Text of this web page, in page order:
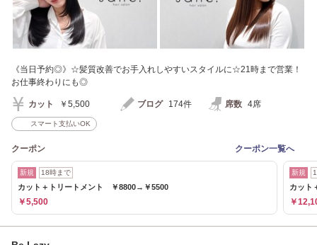
《当日予約◎》☆髪質改善でお手入れしやすいスタイルに☆21時まで営業！
お仕事終わりにも◎
カット ￥5,500 ブログ 174件 席数 4席
スマート支払いOK
クーポン クーポン一覧へ
新規 18時まで
カット＋トリートメント ￥8800→￥5500
￥5,500
新規
カット
￥